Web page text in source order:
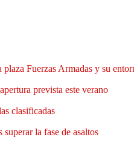
Fuerzas Armadas y su
prevista este verano
clasificadas
la fase de asaltos